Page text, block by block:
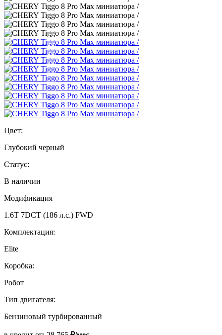
Цвет:
Глубокий черный
Статус:
В наличии
Модификация
1.6T 7DCT (186 л.с.) FWD
Комплектация:
Elite
Коробка:
Робот
Тип двигателя:
Бензиновый турбированный